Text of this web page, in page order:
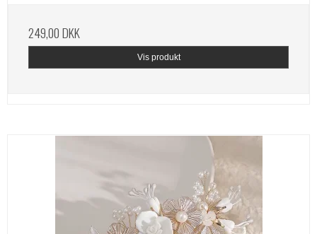
249,00 DKK
Vis produkt